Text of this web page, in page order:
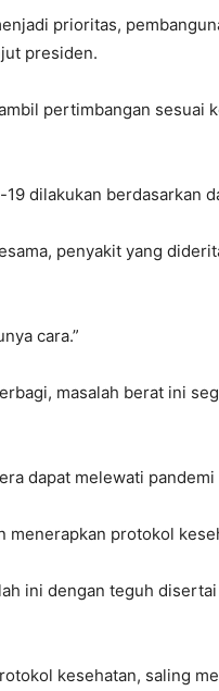
prioritas,
presiden.
pertimbangan sesuai
dilakukan berdasarkan
penyakit yang
cara.”
masalah berat ini
dapat melewati pandemi
menerapkan protokol
ini dengan teguh
kesehatan, saling